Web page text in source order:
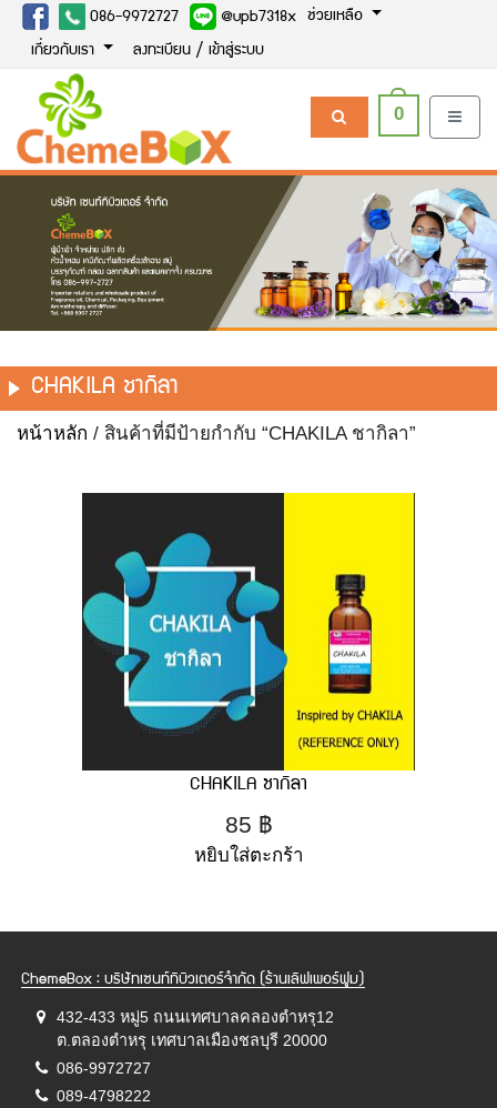
086-9972727 @upb7318x ช่วยเหลือ
เกี่ยวกับเรา ลงทะเบียน / เข้าสู่ระบบ
0
CHAKILA ชากิลา
หน้าหลัก / สินค้าที่มีป้ายกำกับ “CHAKILA ชากิลา”
CHAKILA ชากิลา
85 ฿
หยิบใส่ตะกร้า
ChemeBox : บริษัทเซนท์ทิบิวเตอร์จำกัด (ร้านเลิฟเพอร์ฟูม)
432-433 หมู่5 ถนนเทศบาลคลองตำหรุ12
ต.ตลองตำหรุ เทศบาลเมืองชลบุรี 20000
086-9972727
089-4798222